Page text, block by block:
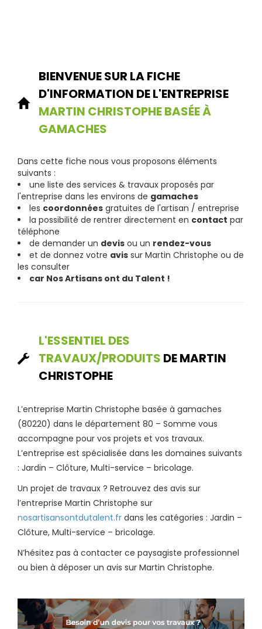
BIENVENUE SUR LA FICHE
D'INFORMATION DE L'ENTREPRISE
MARTIN CHRISTOPHE BASÉE À
GAMACHES
Dans cette fiche nous vous proposons éléments
suivants :
une liste des services & travaux proposés par
l'entreprise dans les environs de gamaches
les coordonnées gratuites de l'artisan / entreprise
la possibilité de rentrer directement en contact par
téléphone
de demander un devis ou un rendez-vous
et de donnez votre avis sur Martin Christophe ou de
les consulter
car Nos Artisans ont du Talent !
L'ESSENTIEL DES
TRAVAUX/PRODUITS DE MARTIN
CHRISTOPHE
L’entreprise Martin Christophe basée à gamaches
(80220) dans le département 80 – Somme vous
accompagne pour vos projets et vos travaux.
L’entreprise est spécialisée dans les domaines suivants
: Jardin – Clôture, Multi-service – bricolage.
Un projet de travaux ? Retrouvez des avis sur
l’entreprise Martin Christophe sur
nosartisansontdutalent.fr dans les catégories : Jardin –
Clôture, Multi-service – bricolage.
N’hésitez pas à contacter ce paysagiste professionnel
ou bien à déposer un avis sur Martin Christophe.